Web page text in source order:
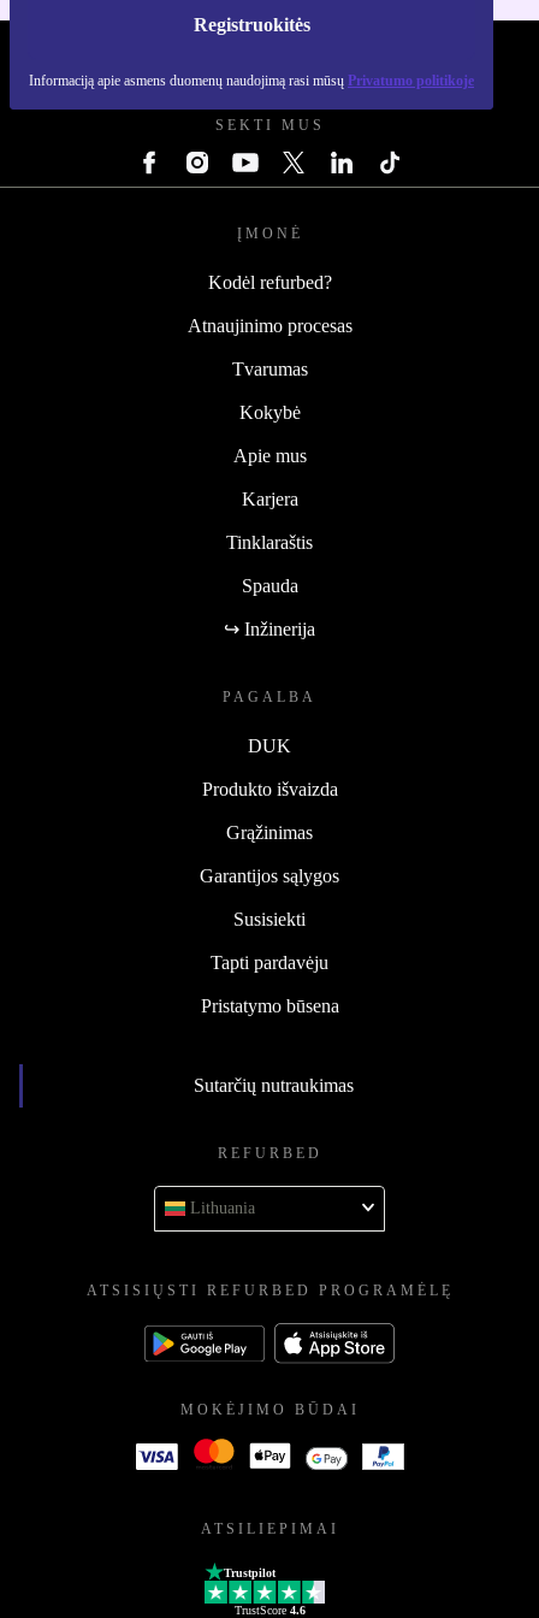
Registruokitės
Informaciją apie asmens duomenų naudojimą rasi mūsų Privatumo politikoje
SEKTI MUS
ĮMONĖ
Kodėl refurbed?
Atnaujinimo procesas
Tvarumas
Kokybė
Apie mus
Karjera
Tinklaraštis
Spauda
↪ Inžinerija
PAGALBA
DUK
Produkto išvaizda
Grąžinimas
Garantijos sąlygos
Susisiekti
Tapti pardavėju
Pristatymo būsena
Sutarčių nutraukimas
REFURBED
Lithuania
ATSISIŲSTI REFURBED PROGRAMĖLĘ
MOKĖJIMO BŪDAI
ATSILIEPIMAI
Trustpilot
TrustScore 4.6